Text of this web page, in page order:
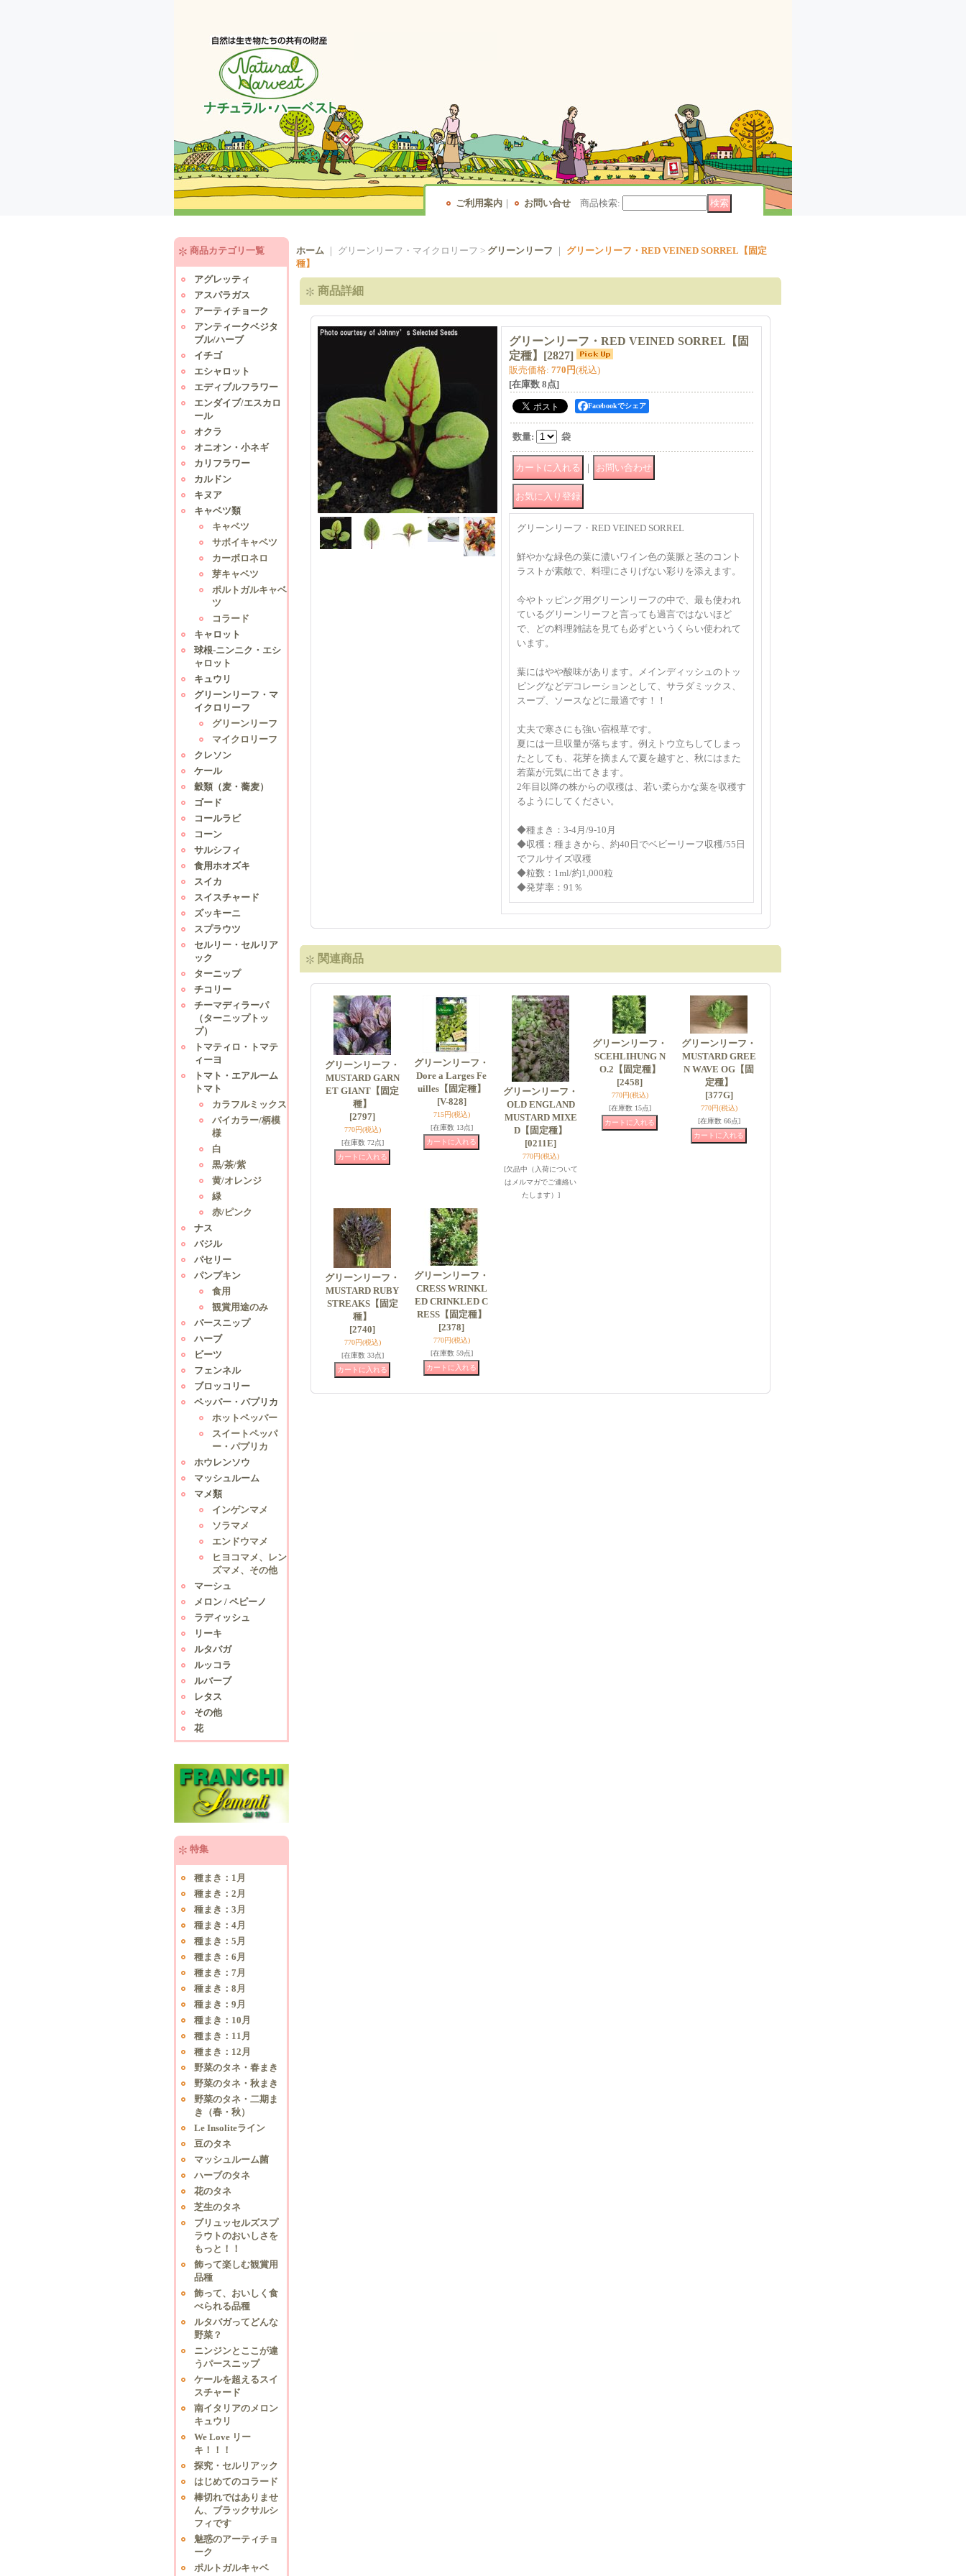
ご利用案内 ｜ お問い合せ 商品検索:
商品カテゴリ一覧
アグレッティ
アスパラガス
アーティチョーク
アンティークベジタ
ブル/ハーブ
イチゴ
エシャロット
エディブルフラワー
エンダイブ/エスカロ
ール
オクラ
オニオン・小ネギ
カリフラワー
カルドン
キヌア
キャベツ類
キャベツ
サボイキャベツ
カーボロネロ
芽キャベツ
ポルトガルキャベ
ツ
コラード
キャロット
球根-ニンニク・エシ
ャロット
キュウリ
グリーンリーフ・マ
イクロリーフ
グリーンリーフ
マイクロリーフ
クレソン
ケール
穀類（麦・蕎麦）
ゴード
コールラビ
コーン
サルシフィ
食用ホオズキ
スイカ
スイスチャード
ズッキーニ
スプラウツ
セルリー・セルリア
ック
ターニップ
チコリー
チーマディラーパ
（ターニップトッ
プ）
トマティロ・トマテ
ィーヨ
トマト・エアルーム
トマト
カラフルミックス
バイカラー/柄模
様
白
黒/茶/紫
黄/オレンジ
緑
赤/ピンク
ナス
バジル
パセリー
パンプキン
食用
観賞用途のみ
パースニップ
ハーブ
ビーツ
フェンネル
ブロッコリー
ペッパー・パプリカ
ホットペッパー
スイートペッパ
ー・パプリカ
ホウレンソウ
マッシュルーム
マメ類
インゲンマメ
ソラマメ
エンドウマメ
ヒヨコマメ、レン
ズマメ、その他
マーシュ
メロン / ペピーノ
ラディッシュ
リーキ
ルタバガ
ルッコラ
ルバーブ
レタス
その他
花
特集
種まき：1月
種まき：2月
種まき：3月
種まき：4月
種まき：5月
種まき：6月
種まき：7月
種まき：8月
種まき：9月
種まき：10月
種まき：11月
種まき：12月
野菜のタネ・春まき
野菜のタネ・秋まき
野菜のタネ・二期ま
き（春・秋）
Le Insoliteライン
豆のタネ
マッシュルーム菌
ハーブのタネ
花のタネ
芝生のタネ
ブリュッセルズスプ
ラウトのおいしさを
もっと！！
飾って楽しむ観賞用
品種
飾って、おいしく食
べられる品種
ルタバガってどんな
野菜？
ニンジンとここが違
うパースニップ
ケールを超えるスイ
スチャード
南イタリアのメロン
キュウリ
We Love リー
キ！！！
探究・セルリアック
はじめてのコラード
棒切れではありませ
ん、ブラックサルシ
フィです
魅惑のアーティチョ
ーク
ポルトガルキャベ
ホーム ｜ グリーンリーフ・マイクロリーフ > グリーンリーフ
グリーンリーフ・RED VEINED SORREL【固定
種】
商品詳細
グリーンリーフ・RED VEINED SORREL【固
定種】 [2827]
販売価格: 770円(税込)
[在庫数 8点]
Facebookでシェア
数量: 袋
｜
グリーンリーフ・RED VEINED SORREL
鮮やかな緑色の葉に濃いワイン色の葉脈と茎のコント
ラストが素敵で、料理にさりげない彩りを添えます。
今やトッピング用グリーンリーフの中で、最も使われ
ているグリーンリーフと言っても過言ではないほど
で、どの料理雑誌を見ても必ずというくらい使われて
います。
葉にはやや酸味があります。メインディッシュのトッ
ピングなどデコレーションとして、サラダミックス、
スープ、ソースなどに最適です！！
丈夫で寒さにも強い宿根草です。
夏には一旦収量が落ちます。例えトウ立ちしてしまっ
たとしても、花芽を摘まんで夏を越すと、秋にはまた
若葉が元気に出てきます。
2年目以降の株からの収穫は、若い柔らかな葉を収穫す
るようにしてください。
◆種まき：3-4月/9-10月
◆収穫：種まきから、約40日でベビーリーフ収穫/55日
でフルサイズ収穫
◆粒数：1ml/約1,000粒
◆発芽率：91％
関連商品
グリーンリーフ・
MUSTARD GARN
ET GIANT【固定
種】
[2797]
770円(税込)
[在庫数 72点]
グリーンリーフ・
Dore a Larges Fe
uilles【固定種】
[V-828]
715円(税込)
[在庫数 13点]
グリーンリーフ・
OLD ENGLAND
MUSTARD MIXE
D【固定種】
[0211E]
770円(税込)
[欠品中（入荷について
はメルマガでご連絡い
たします）]
グリーンリーフ・
SCEHLIHUNG N
O.2【固定種】
[2458]
770円(税込)
[在庫数 15点]
グリーンリーフ・
MUSTARD GREE
N WAVE OG【固
定種】
[377G]
770円(税込)
[在庫数 66点]
グリーンリーフ・
MUSTARD RUBY
STREAKS【固定
種】
[2740]
770円(税込)
[在庫数 33点]
グリーンリーフ・
CRESS WRINKL
ED CRINKLED C
RESS【固定種】
[2378]
770円(税込)
[在庫数 59点]